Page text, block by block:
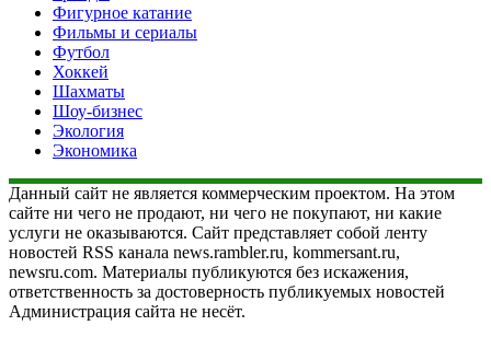
Фигурное катание
Фильмы и сериалы
Футбол
Хоккей
Шахматы
Шоу-бизнес
Экология
Экономика
Данный сайт не является коммерческим проектом. На этом
сайте ни чего не продают, ни чего не покупают, ни какие
услуги не оказываются. Сайт представляет собой ленту
новостей RSS канала news.rambler.ru, kommersant.ru,
newsru.com. Материалы публикуются без искажения,
ответственность за достоверность публикуемых новостей
Администрация сайта не несёт.